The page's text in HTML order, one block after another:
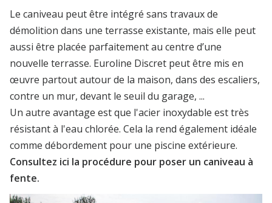
Le caniveau peut être intégré sans travaux de
démolition dans une terrasse existante, mais elle peut
aussi être placée parfaitement au centre d’une
nouvelle terrasse. Euroline Discret peut être mis en
œuvre partout autour de la maison, dans des escaliers,
contre un mur, devant le seuil du garage, ...
Un autre avantage est que l'acier inoxydable est très
résistant à l'eau chlorée. Cela la rend également idéale
comme débordement pour une piscine extérieure.
Consultez ici la procédure pour poser un caniveau à
fente.